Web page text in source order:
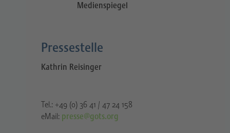
Medienspiegel
Pressestelle​
Kathrin Reisinger
Tel.: +49 (0) 36 41 / 47 24 158
eMail: presse@gots.org